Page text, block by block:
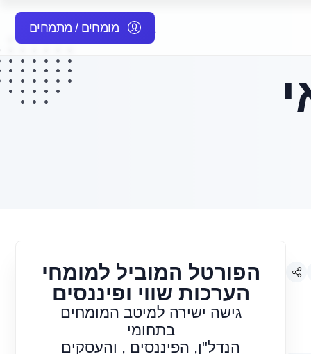
מומחים / מתמחים
הפורטל המוביל למומחי
הערכות שווי ופיננסים
גישה ישירה למיטב המומחים
בתחומי
הנדל"ן, הפיננסים , והעסקים